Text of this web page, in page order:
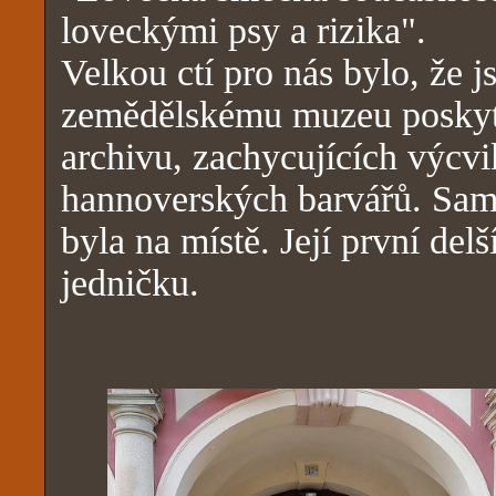
loveckými psy a rizika".
Velkou ctí pro nás bylo, že
zemědělskému muzeu
archivu, zachycujících
hannoverských barvářů.
byla na místě. Její první
jedničku.